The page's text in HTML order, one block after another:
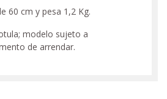
60 cm y pesa 1,2 Kg.
modelo sujeto a
de arrendar.